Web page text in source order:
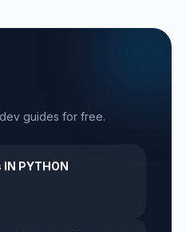
guides for free.
PYTHON